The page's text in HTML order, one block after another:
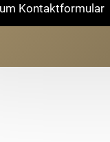
Kontaktformular